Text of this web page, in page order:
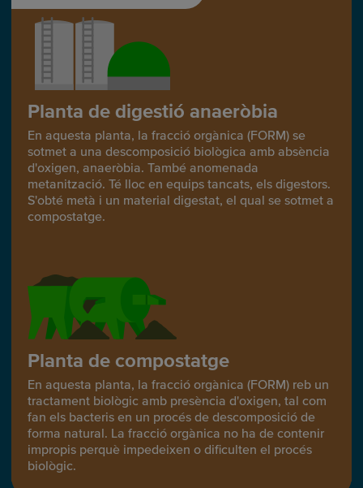
Planta de digestió anaeròbia
En aquesta planta, la fracció orgànica (FORM) se
sotmet a una descomposició biològica amb absència
d'oxigen, anaeròbia. També anomenada
metanització. Té lloc en equips tancats, els digestors.
S'obté metà i un material digestat, el qual se sotmet a
compostatge.
Planta de compostatge
En aquesta planta, la fracció orgànica (FORM) reb un
tractament biològic amb presència d'oxigen, tal com
fan els bacteris en un procés de descomposició de
forma natural. La fracció orgànica no ha de contenir
impropis perquè impedeixen o dificulten el procés
biològic.